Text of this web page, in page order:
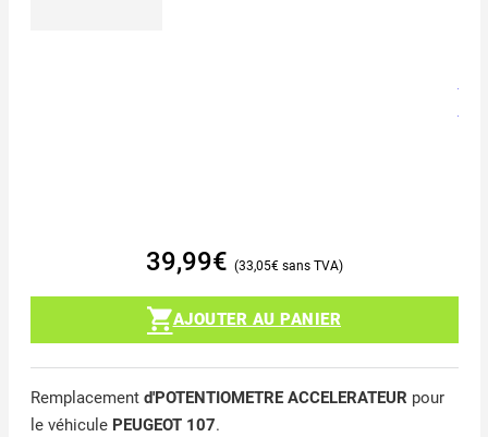
39,99€ 33,05€
AJOUTER AU PANIER
Remplacement d'POTENTIOMETRE ACCELERATEUR pour
le véhicule PEUGEOT 107.